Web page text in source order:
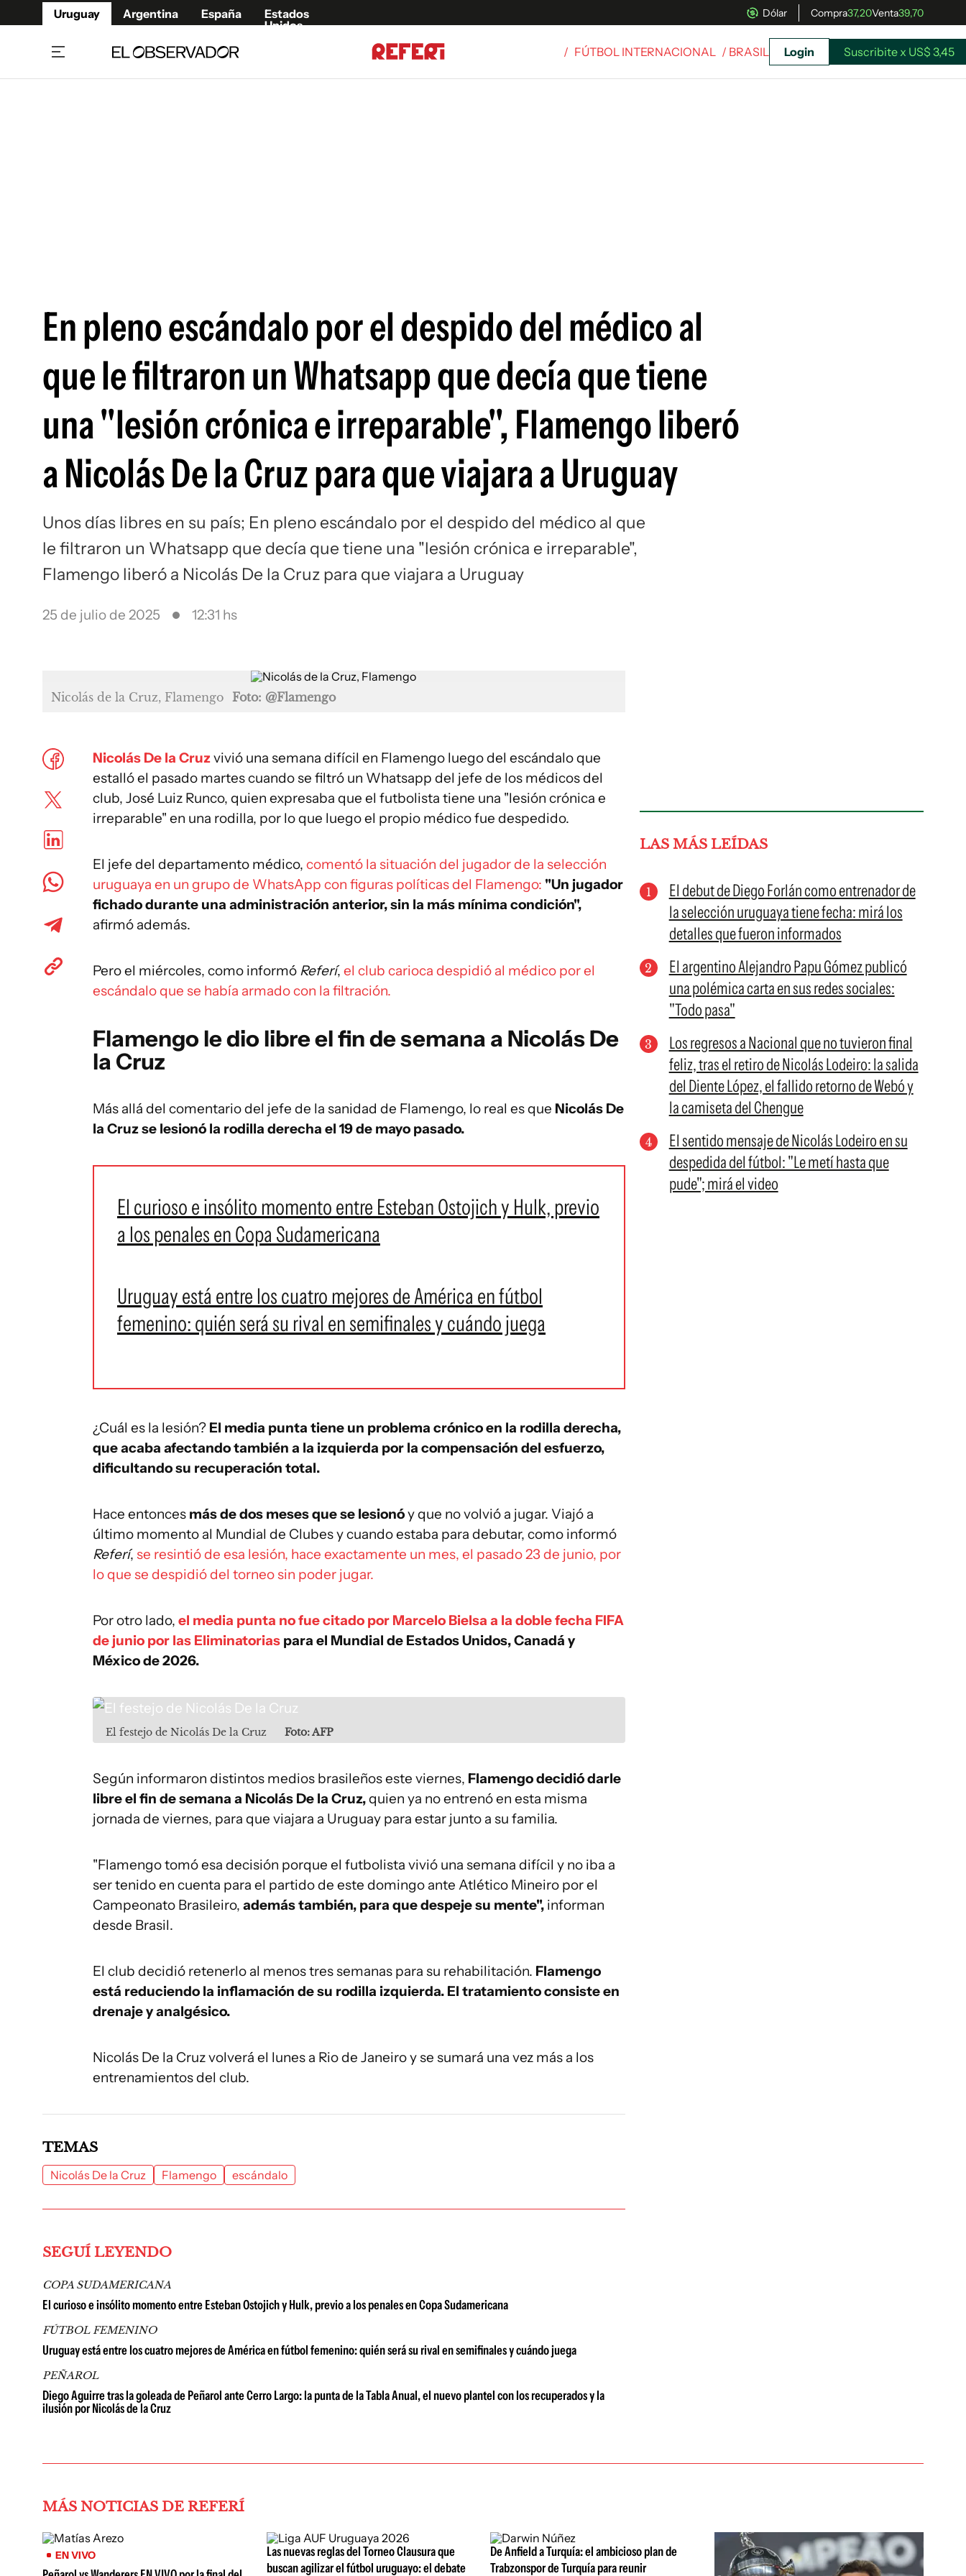
Uruguay Argentina España
Estados
Unidos
Dólar Compra37,20Venta39,70
Siguenos en:
/ FÚTBOL INTERNACIONAL / BRASIL Login Suscribite x US$ 3,45
En pleno escándalo por el despido del médico al
que le filtraron un Whatsapp que decía que tiene
una "lesión crónica e irreparable", Flamengo liberó
a Nicolás De la Cruz para que viajara a Uruguay
Unos días libres en su país; En pleno escándalo por el despido del médico al que
le filtraron un Whatsapp que decía que tiene una "lesión crónica e irreparable",
Flamengo liberó a Nicolás De la Cruz para que viajara a Uruguay
25 de julio de 2025 12:31 hs
Nicolás de la Cruz, Flamengo Foto: @Flamengo
Nicolás De la Cruzvivió una semana difícil en Flamengo luego del escándalo que
estalló el pasado martes cuando se filtró un Whatsapp del jefe de los médicos del
club, José Luiz Runco, quien expresaba que el futbolista tiene una "lesión crónica e
irreparable" en una rodilla, por lo que luego el propio médico fue despedido.
El jefe del departamento médico, comentó la situación del jugador de la selección
uruguaya en un grupo de WhatsApp con figuras políticas del Flamengo: "Un jugador
fichado durante una administración anterior, sin la más mínima condición",
afirmó además.
Pero el miércoles, como informó Referí, el club carioca despidió al médico por el
escándalo que se había armado con la filtración.
Flamengo le dio libre el fin de semana a Nicolás De
la Cruz
Más allá del comentario del jefe de la sanidad de Flamengo, lo real es que Nicolás De
la Cruz se lesionó la rodilla derecha el 19 de mayo pasado.
El curioso e insólito momento entre Esteban Ostojich y Hulk, previo
a los penales en Copa Sudamericana
Uruguay está entre los cuatro mejores de América en fútbol
femenino: quién será su rival en semifinales y cuándo juega
¿Cuál es la lesión? El media punta tiene un problema crónico en la rodilla derecha,
que acaba afectando también a la izquierda por la compensación del esfuerzo,
dificultando su recuperación total.
Hace entonces más de dos meses que se lesionóy que no volvió a jugar. Viajó a
último momento al Mundial de Clubes y cuando estaba para debutar, como informó
Referí, se resintió de esa lesión, hace exactamente un mes, el pasado 23 de junio, por
lo que se despidió del torneo sin poder jugar.
Por otro lado, el media punta no fue citado por Marcelo Bielsa a la doble fecha FIFA
de junio por las Eliminatorias para el Mundial de Estados Unidos, Canadá y
México de 2026.
El festejo de Nicolás De la Cruz Foto: AFP
Según informaron distintos medios brasileños este viernes, Flamengo decidió darle
libre el fin de semana a Nicolás De la Cruz,quien ya no entrenó en esta misma
jornada de viernes, para que viajara a Uruguay para estar junto a su familia.
"Flamengo tomó esa decisión porque el futbolista vivió una semana difícil y no iba a
ser tenido en cuenta para el partido de este domingo ante Atlético Mineiro por el
Campeonato Brasileiro, además también, para que despeje su mente", informan
desde Brasil.
El club decidió retenerlo al menos tres semanas para su rehabilitación. Flamengo
está reduciendo la inflamación de su rodilla izquierda. El tratamiento consiste en
drenaje y analgésico.
Nicolás De la Cruz volverá el lunes a Rio de Janeiro y se sumará una vez más a los
entrenamientos del club.
LAS MÁS LEÍDAS
El debut de Diego Forlán como entrenador de
la selección uruguaya tiene fecha: mirá los
detalles que fueron informados
El argentino Alejandro Papu Gómez publicó
una polémica carta en sus redes sociales:
"Todo pasa"
Los regresos a Nacional que no tuvieron final
feliz, tras el retiro de Nicolás Lodeiro: la salida
del Diente López, el fallido retorno de Webó y
la camiseta del Chengue
El sentido mensaje de Nicolás Lodeiro en su
despedida del fútbol: "Le metí hasta que
pude"; mirá el video
TEMAS
Nicolás De la Cruz Flamengo escándalo
SEGUÍ LEYENDO
COPA SUDAMERICANA
El curioso e insólito momento entre Esteban Ostojich y Hulk, previo a los penales en Copa Sudamericana
FÚTBOL FEMENINO
Uruguay está entre los cuatro mejores de América en fútbol femenino: quién será su rival en semifinales y cuándo juega
PEÑAROL
Diego Aguirre tras la goleada de Peñarol ante Cerro Largo: la punta de la Tabla Anual, el nuevo plantel con los recuperados y la
ilusión por Nicolás de la Cruz
MÁS NOTICIAS DE REFERÍ
EN VIVO
Las nuevas reglas del Torneo Clausura que
buscan agilizar el fútbol uruguayo: el debate
De Anfield a Turquía: el ambicioso plan de
Trabzonspor de Turquía para reunir